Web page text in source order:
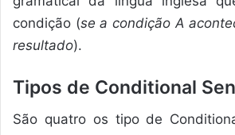
condição (se a condição A
resultado).
Tipos de Conditional
São quatro os tipo de